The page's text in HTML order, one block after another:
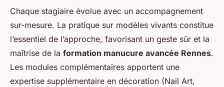
Chaque stagiaire évolue avec un accompagnement
sur-mesure. La pratique sur modèles vivants constitue
l’essentiel de l’approche, favorisant un geste sûr et la
maîtrise de la formation manucure avancée Rennes.
Les modules complémentaires apportent une
expertise supplémentaire en décoration (Nail Art,